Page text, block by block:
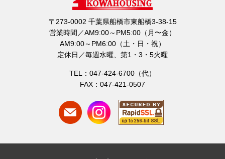
〒273-0002 千葉県船橋市東船橋3-38-15
営業時間／AM9:00～PM5:00（月〜金）
AM9:00～PM6:00（土・日・祝）
定休日／毎週水曜、第1・3・5火曜
TEL：047-424-6700（代）
FAX：047-421-0507